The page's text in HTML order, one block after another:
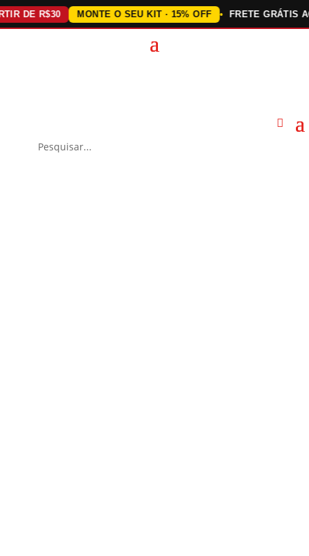
DE R$30 MONTE O SEU KIT · 15% OFF FRETE GRÁTIS